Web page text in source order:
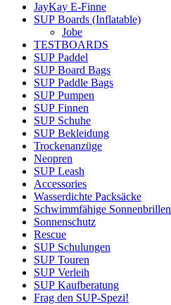
JayKay E-Finne
SUP Boards (Inflatable)
Jobe
TESTBOARDS
SUP Paddel
SUP Board Bags
SUP Paddle Bags
SUP Pumpen
SUP Finnen
SUP Schuhe
SUP Bekleidung
Trockenanzüge
Neopren
SUP Leash
Accessories
Wasserdichte Packsäcke
Schwimmfähige Sonnenbrillen
Sonnenschutz
Rescue
SUP Schulungen
SUP Touren
SUP Verleih
SUP Kaufberatung
Frag den SUP-Spezi!